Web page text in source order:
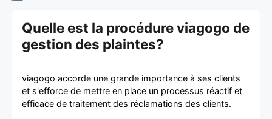
de vente de
billets
Quelle est la procédure viagogo de
gestion des plaintes?
viagogo accorde une grande importance à ses clients
et s'efforce de mettre en place un processus réactif et
efficace de traitement des réclamations des clients.